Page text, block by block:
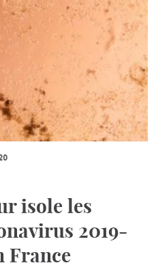
isole les
2019-
France